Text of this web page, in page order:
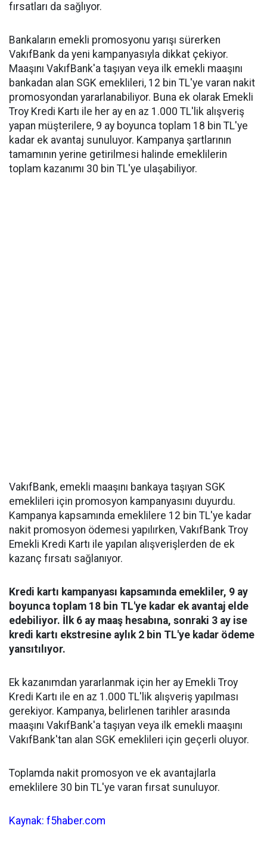
fırsatları da sağlıyor.
Bankaların emekli promosyonu yarışı sürerken
VakıfBank da yeni kampanyasıyla dikkat çekiyor.
Maaşını VakıfBank'a taşıyan veya ilk emekli maaşını
bankadan alan SGK emeklileri, 12 bin TL'ye varan nakit
promosyondan yararlanabiliyor. Buna ek olarak Emekli
Troy Kredi Kartı ile her ay en az 1.000 TL'lik alışveriş
yapan müşterilere, 9 ay boyunca toplam 18 bin TL'ye
kadar ek avantaj sunuluyor. Kampanya şartlarının
tamamının yerine getirilmesi halinde emeklilerin
toplam kazanımı 30 bin TL'ye ulaşabiliyor.
VakıfBank, emekli maaşını bankaya taşıyan SGK
emeklileri için promosyon kampanyasını duyurdu.
Kampanya kapsamında emeklilere 12 bin TL'ye kadar
nakit promosyon ödemesi yapılırken, VakıfBank Troy
Emekli Kredi Kartı ile yapılan alışverişlerden de ek
kazanç fırsatı sağlanıyor.
Kredi kartı kampanyası kapsamında emekliler, 9 ay
boyunca toplam 18 bin TL'ye kadar ek avantaj elde
edebiliyor. İlk 6 ay maaş hesabına, sonraki 3 ay ise
kredi kartı ekstresine aylık 2 bin TL'ye kadar ödeme
yansıtılıyor.
Ek kazanımdan yararlanmak için her ay Emekli Troy
Kredi Kartı ile en az 1.000 TL'lik alışveriş yapılması
gerekiyor. Kampanya, belirlenen tarihler arasında
maaşını VakıfBank'a taşıyan veya ilk emekli maaşını
VakıfBank'tan alan SGK emeklileri için geçerli oluyor.
Toplamda nakit promosyon ve ek avantajlarla
emeklilere 30 bin TL'ye varan fırsat sunuluyor.
Kaynak: f5haber.com